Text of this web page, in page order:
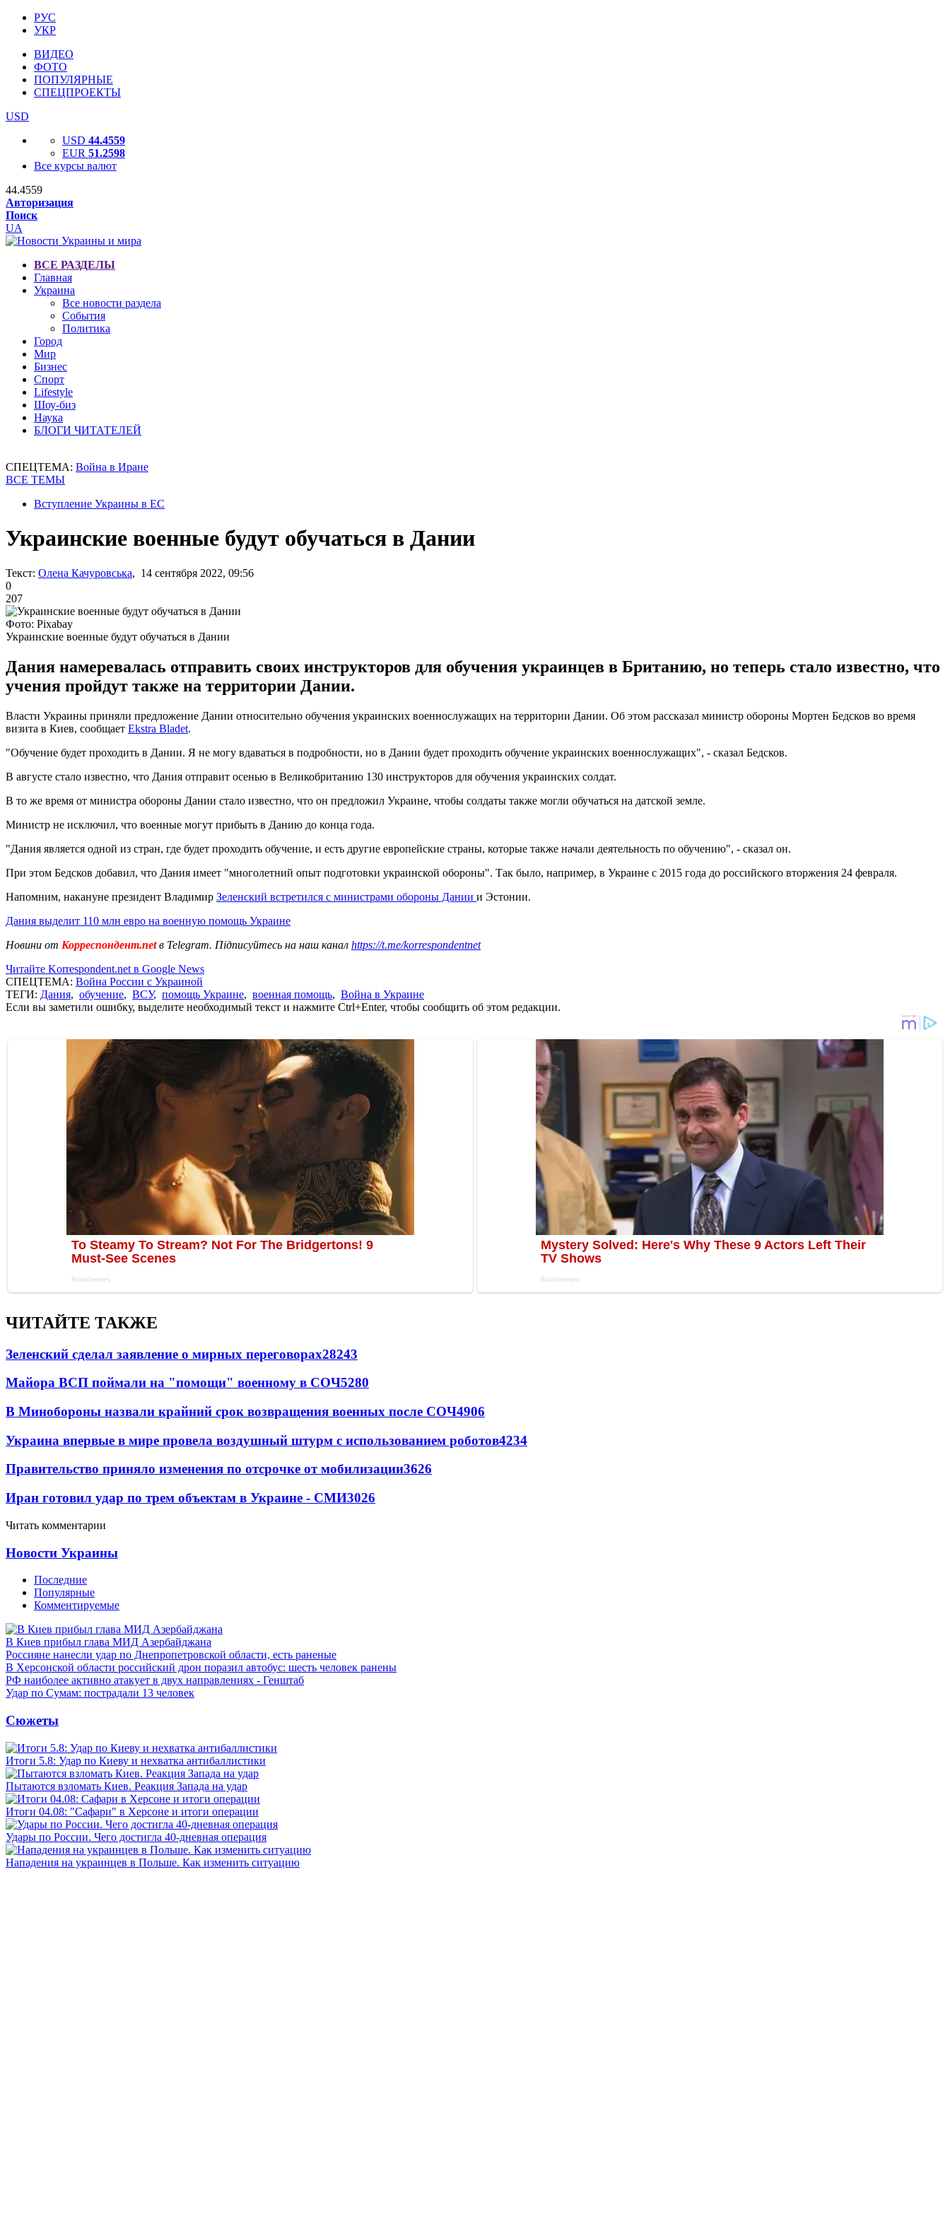
РУС
УКР
ВИДЕО
ФОТО
ПОПУЛЯРНЫЕ
СПЕЦПРОЕКТЫ
USD
USD 44.4559
EUR 51.2598
Все курсы валют
44.4559
Авторизация
Поиск
UA
ВСЕ РАЗДЕЛЫ
Главная
Украина
Все новости раздела
События
Политика
Город
Мир
Бизнес
Спорт
Lifestyle
Шоу-биз
Наука
БЛОГИ ЧИТАТЕЛЕЙ
СПЕЦТЕМА: Война в Иране
ВСЕ ТЕМЫ
Вступление Украины в ЕС
Украинские военные будут обучаться в Дании
Текст: Олена Качуровська, 14 сентября 2022, 09:56
0
207
Фото: Рixabay
Украинские военные будут обучаться в Дании
Дания намеревалась отправить своих инструкторов для обучения украинцев в Британию, но теперь стало известно, что
учения пройдут также на территории Дании.
Власти Украины приняли предложение Дании относительно обучения украинских военнослужащих на территории Дании. Об этом рассказал министр обороны Мортен Бедсков во время
визита в Киев, сообщает Ekstra Bladet.
"Обучение будет проходить в Дании. Я не могу вдаваться в подробности, но в Дании будет проходить обучение украинских военнослужащих", - сказал Бедсков.
В августе стало известно, что Дания отправит осенью в Великобританию 130 инструкторов для обучения украинских солдат.
В то же время от министра обороны Дании стало известно, что он предложил Украине, чтобы солдаты также могли обучаться на датской земле.
Министр не исключил, что военные могут прибыть в Данию до конца года.
"Дания является одной из стран, где будет проходить обучение, и есть другие европейские страны, которые также начали деятельность по обучению", - сказал он.
При этом Бедсков добавил, что Дания имеет "многолетний опыт подготовки украинской обороны". Так было, например, в Украине с 2015 года до российского вторжения 24 февраля.
Напомним, накануне президент Владимир Зеленский встретился с министрами обороны Дании и Эстонии.
Дания выделит 110 млн евро на военную помощь Украине
Новини от Корреспондент.netв Telegram. Підписуйтесь на наш канал https://t.me/korrespondentnet
Читайте Korrespondent.net в Google News
СПЕЦТЕМА: Война России с Украиной
ТЕГИ: Дания, обучение, ВСУ, помощь Украине, военная помощь, Война в Украине
Если вы заметили ошибку, выделите необходимый текст и нажмите Ctrl+Enter, чтобы сообщить об этом редакции.
ЧИТАЙТЕ ТАКЖЕ
Зеленский сделал заявление о мирных переговорах28243
Майора ВСП поймали на "помощи" военному в СОЧ5280
В Минобороны назвали крайний срок возвращения военных после СОЧ4906
Украина впервые в мире провела воздушный штурм с использованием роботов4234
Правительство приняло изменения по отсрочке от мобилизации3626
Иран готовил удар по трем объектам в Украине - СМИ3026
Читать комментарии
Новости Украины
Последние
Популярные
Комментируемые
В Киев прибыл глава МИД Азербайджана
Россияне нанесли удар по Днепропетровской области, есть раненые
В Херсонской области российский дрон поразил автобус: шесть человек ранены
РФ наиболее активно атакует в двух направлениях - Генштаб
Удар по Сумам: пострадали 13 человек
Сюжеты
Итоги 5.8: Удар по Киеву и нехватка антибаллистики
Пытаются взломать Киев. Реакция Запада на удар
Итоги 04.08: "Сафари" в Херсоне и итоги операции
Удары по России. Чего достигла 40-дневная операция
Нападения на украинцев в Польше. Как изменить ситуацию